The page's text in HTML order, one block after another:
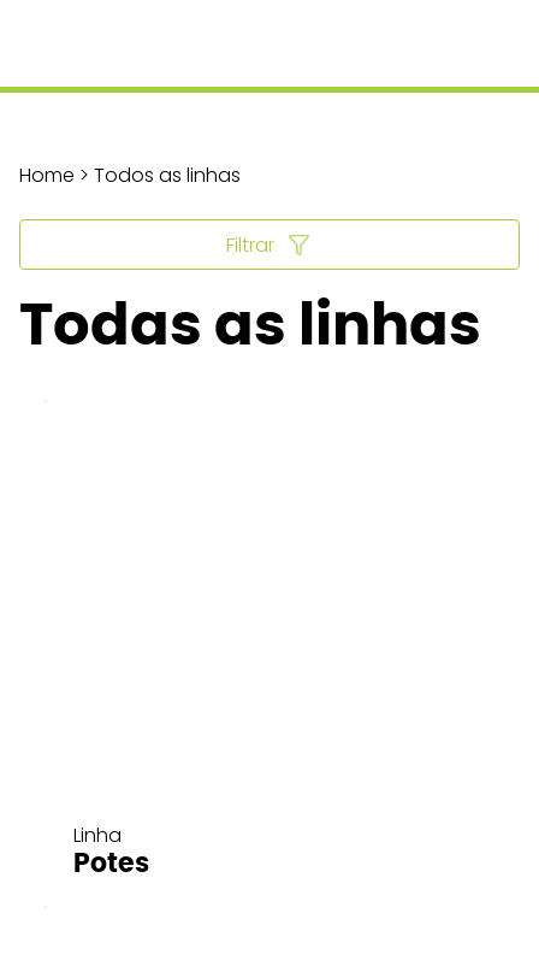
Linha
Potes
Todas as linhas
Home > Todos as linhas
Filtrar